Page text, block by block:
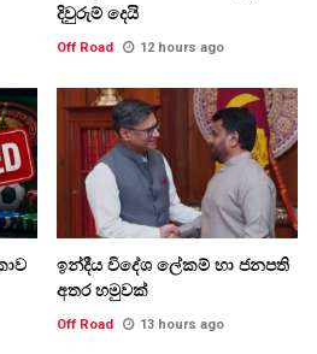
දිවුරුම් දෙයි
Off Road 12 hours ago
ඉන්දීය විදේශ ලේකම් හා ජනපති
අතර හමුවක්
Off Road 13 hours ago